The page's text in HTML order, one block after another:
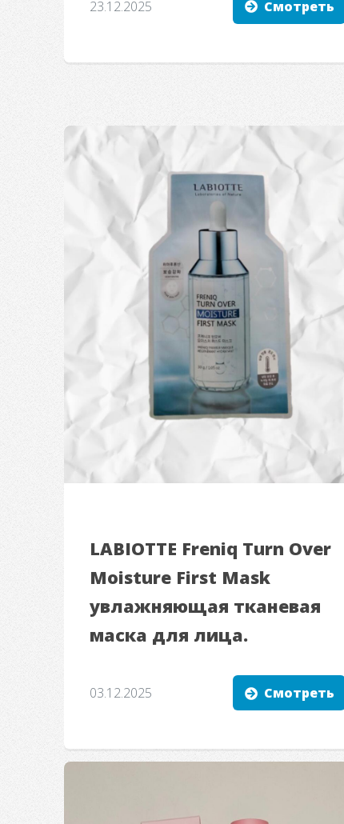
23.12.2025 Смотреть
LABIOTTE Freniq Turn Over
Moisture First Mask
увлажняющая тканевая
маска для лица.
03.12.2025 Смотреть